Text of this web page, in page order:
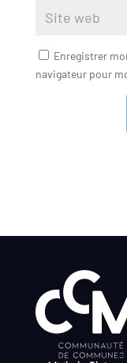
Enregistrer
navigateur pour